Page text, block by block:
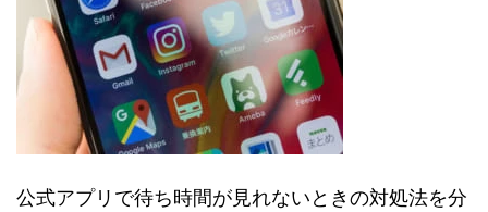
公式アプリで待ち時間が見れないときの対処法を分